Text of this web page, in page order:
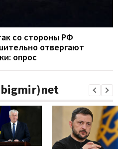
со стороны РФ
отвергают
опрос